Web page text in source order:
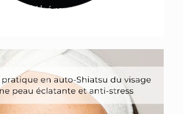
Journal thérapeutique